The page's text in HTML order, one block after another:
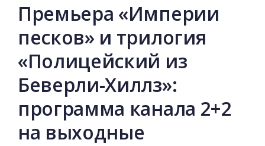
Премьера «Империи
песков» и трилогия
«Полицейский из
Беверли-Хиллз»:
программа канала 2+2
на выходные